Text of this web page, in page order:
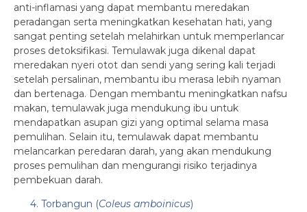
anti-inflamasi yang dapat membantu meredakan
peradangan serta meningkatkan kesehatan hati, yang
sangat penting setelah melahirkan untuk memperlancar
proses detoksifikasi. Temulawak juga dikenal dapat
meredakan nyeri otot dan sendi yang sering kali terjadi
setelah persalinan, membantu ibu merasa lebih nyaman
dan bertenaga. Dengan membantu meningkatkan nafsu
makan, temulawak juga mendukung ibu untuk
mendapatkan asupan gizi yang optimal selama masa
pemulihan. Selain itu, temulawak dapat membantu
melancarkan peredaran darah, yang akan mendukung
proses pemulihan dan mengurangi risiko terjadinya
pembekuan darah.
4. Torbangun (Coleus amboinicus)